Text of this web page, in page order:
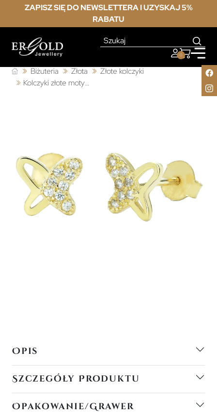
ZAPISZ SIĘ DO NEWSLETTERA I UZYSKAJ 5%
RABATU
0
Biżuteria Złota
Złote kolczyki
Kolczyki złote motylki z cyrkoniami próba 333
Opis
Szczegóły Produktu
Opakowanie/Grawer